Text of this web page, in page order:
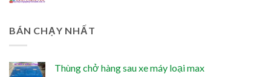
BÁN CHẠY NHẤT
Thùng chở hàng sau xe máy loại max